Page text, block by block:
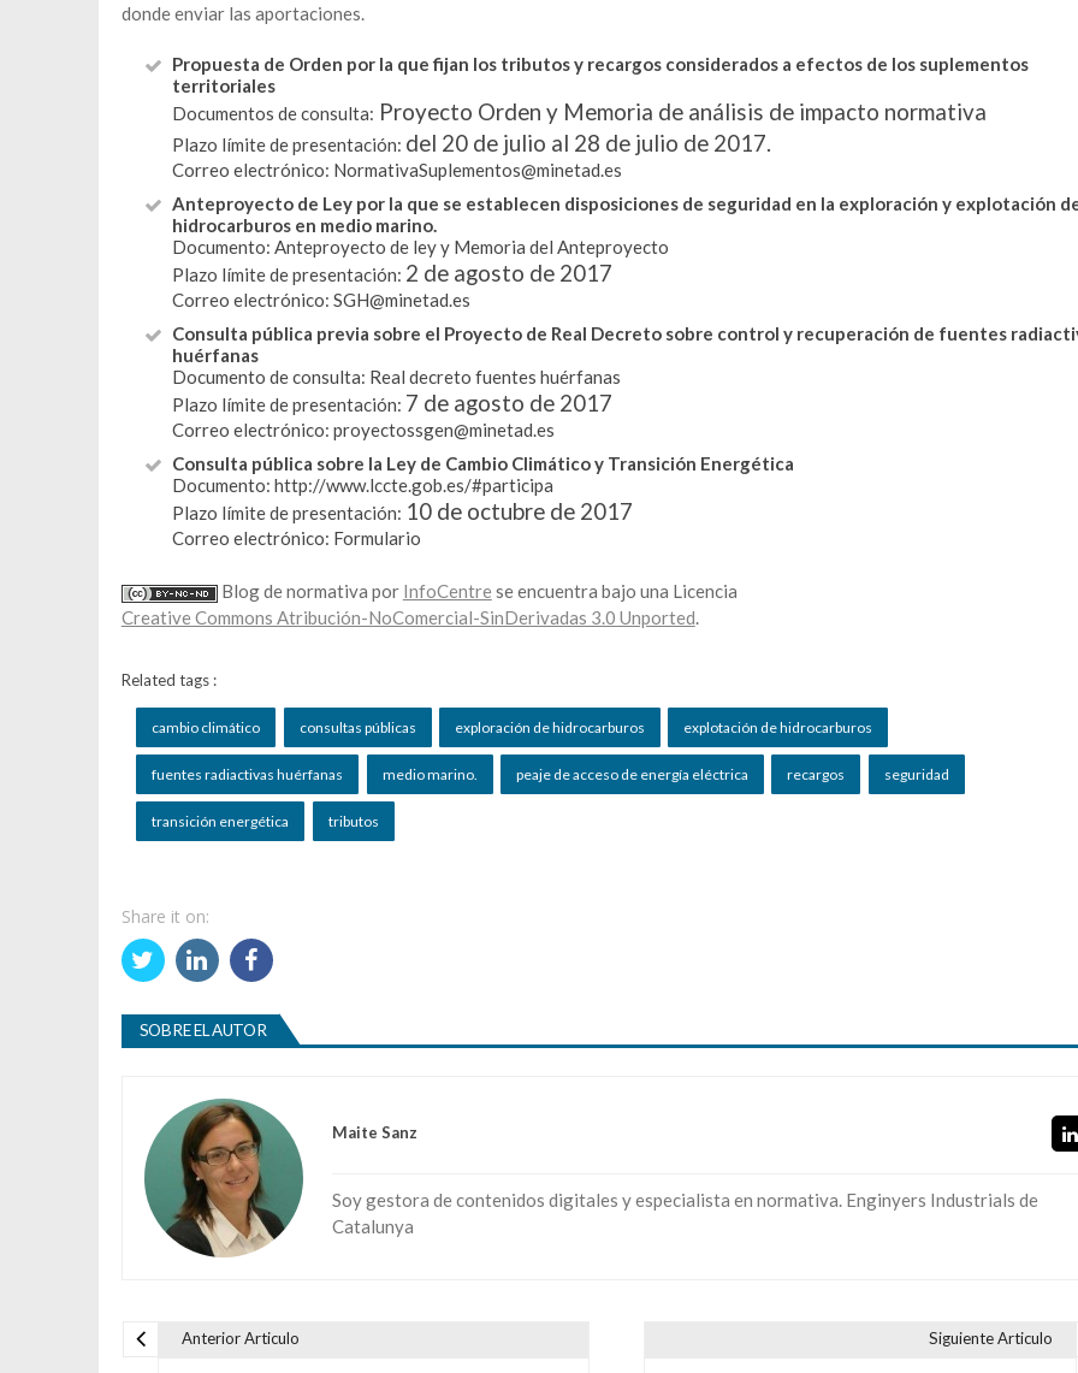
donde enviar las aportaciones.
Propuesta de Orden por la que fijan los tributos y recargos considerados a efectos de los suplementos
territoriales
Documentos de consulta: Proyecto Orden y Memoria de análisis de impacto normativa
Plazo límite de presentación: del 20 de julio al 28 de julio de 2017.
Correo electrónico: NormativaSuplementos@minetad.es
Anteproyecto de Ley por la que se establecen disposiciones de seguridad en la exploración y explotación
hidrocarburos en medio marino.
Documento:Anteproyecto de leyy Memoria del Anteproyecto
Plazo límite de presentación: 2 de agosto de 2017
Correo electrónico:SGH@minetad.es
Consulta pública previa sobre el Proyecto de Real Decreto sobre control y recuperación de fuentes
huérfanas
Documento de consulta: Real decreto fuentes huérfanas
Plazo límite de presentación: 7 de agosto de 2017
Correo electrónico:proyectossgen@minetad.es
Consulta pública sobre la Ley de Cambio Climático y Transición Energética
Documento:http://www.lccte.gob.es/#participa
Plazo límite de presentación: 10 de octubre de 2017
Correo electrónico: Formulario
Blog de normativa por InfoCentre se encuentra bajo una Licencia
Creative Commons Atribución-NoComercial-SinDerivadas 3.0 Unported.
Related tags :
cambio climático consultas públicas exploración de hidrocarburos explotación de hidrocarburos
fuentes radiactivas huérfanas medio marino. peaje de acceso de energía eléctrica recargos seguridad
transición energética tributos
Share it on:
SOBRE EL AUTOR
Maite Sanz
Soy gestora de contenidos digitales y especialista en normativa. Enginyers Industrials de
Catalunya
Navegación de entradas
Anterior Articulo Siguiente Articulo